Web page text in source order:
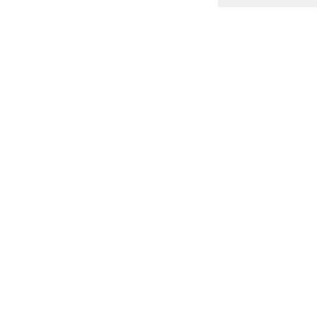
الشركات في المملكة